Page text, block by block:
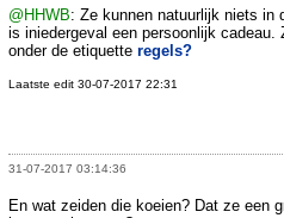
@HHWB: Ze kunnen natuurlijk niets in
is iniedergeval een persoonlijk cadeau.
onder de etiquette regels?
Laatste edit 30-07-2017 22:31
31-07-2017 03:14:36
En wat zeiden die koeien? Dat ze een